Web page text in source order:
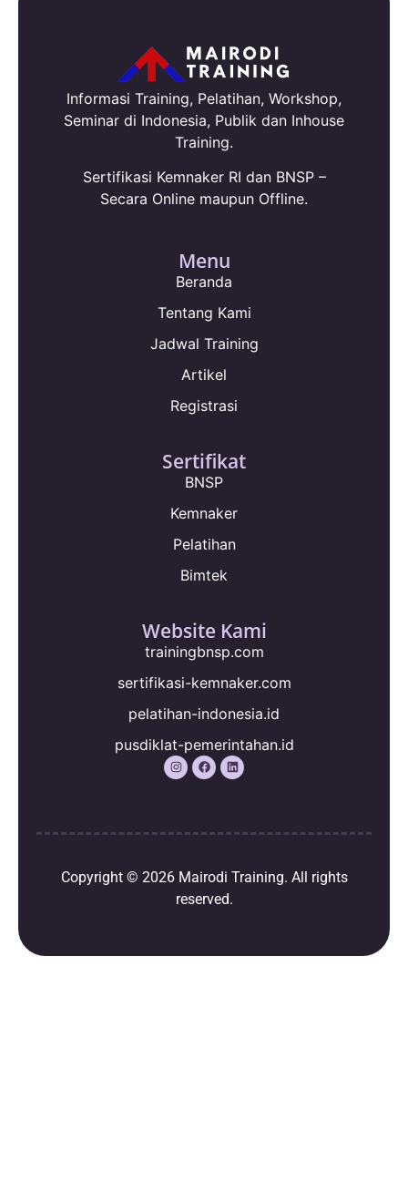
Informasi Training, Pelatihan, Workshop,
Seminar di Indonesia, Publik dan Inhouse
Training.
Sertifikasi Kemnaker RI dan BNSP –
Secara Online maupun Offline.
Menu
Beranda
Tentang Kami
Jadwal Training
Artikel
Registrasi
Sertifikat
BNSP
Kemnaker
Pelatihan
Bimtek
Website Kami
trainingbnsp.com
sertifikasi-kemnaker.com
pelatihan-indonesia.id
pusdiklat-pemerintahan.id
Copyright © 2026 Mairodi Training. All rights
reserved.